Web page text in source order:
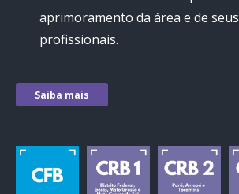
aprimoramento da área e de seus
profissionais.
Saiba mais